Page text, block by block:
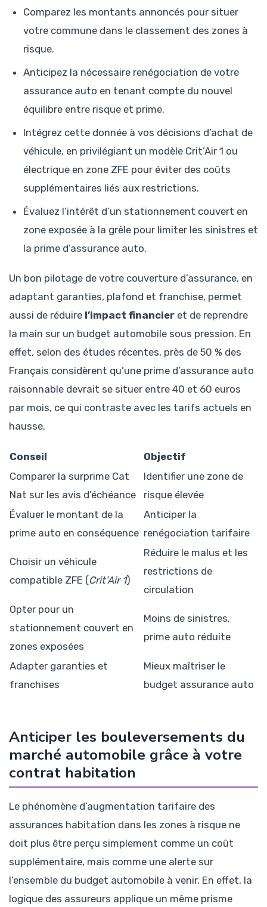
Comparez les montants annoncés pour situer
votre commune dans le classement des zones à
risque.
Anticipez la nécessaire renégociation de votre
assurance auto en tenant compte du nouvel
équilibre entre risque et prime.
Intégrez cette donnée à vos décisions d’achat de
véhicule, en privilégiant un modèle Crit’Air 1 ou
électrique en zone ZFE pour éviter des coûts
supplémentaires liés aux restrictions.
Évaluez l’intérêt d’un stationnement couvert en
zone exposée à la grêle pour limiter les sinistres et
la prime d’assurance auto.
Un bon pilotage de votre couverture d’assurance, en
adaptant garanties, plafond et franchise, permet
aussi de réduire l’impact financier et de reprendre
la main sur un budget automobile sous pression. En
effet, selon des études récentes, près de 50 % des
Français considèrent qu’une prime d’assurance auto
raisonnable devrait se situer entre 40 et 60 euros
par mois, ce qui contraste avec les tarifs actuels en
hausse.
Conseil
Objectif
Comparer la surprime Cat
Nat sur les avis d’échéance
Identifier une zone de
risque élevée
Évaluer le montant de la
prime auto en conséquence
Anticiper la
renégociation tarifaire
Choisir un véhicule
compatible ZFE (Crit’Air 1)
Réduire le malus et les
restrictions de
circulation
Opter pour un
stationnement couvert en
zones exposées
Moins de sinistres,
prime auto réduite
Adapter garanties et
franchises
Mieux maîtriser le
budget assurance auto
Anticiper les bouleversements du
marché automobile grâce à votre
contrat habitation
Le phénomène d’augmentation tarifaire des
assurances habitation dans les zones à risque ne
doit plus être perçu simplement comme un coût
supplémentaire, mais comme une alerte sur
l’ensemble du budget automobile à venir. En effet, la
logique des assureurs applique un même prisme